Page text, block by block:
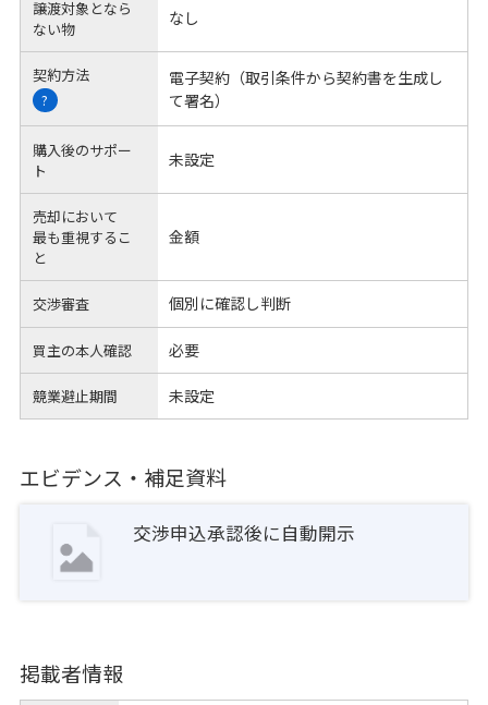
譲渡対象となら
ない物
なし
契約方法
?
電子契約（取引条件から契約書を生成し
て署名）
購入後のサポー
ト
未設定
売却において
最も重視するこ
と
金額
交渉審査 個別に確認し判断
買主の本人確認 必要
競業避止期間 未設定
エビデンス・補足資料
交渉申込承認後に自動開示
掲載者情報